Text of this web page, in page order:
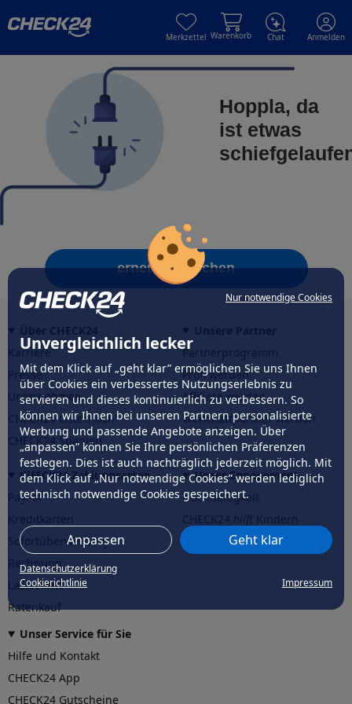
Nur notwendige Cookies
Unvergleichlich lecker
Mit dem Klick auf „geht klar” ermöglichen Sie uns Ihnen
über Cookies ein verbessertes Nutzungserlebnis zu
servieren und dieses kontinuierlich zu verbessern. So
können wir Ihnen bei unseren Partnern personalisierte
Werbung und passende Angebote anzeigen. Über
„anpassen” können Sie Ihre persönlichen Präferenzen
festlegen. Dies ist auch nachträglich jederzeit möglich. Mit
dem Klick auf „Nur notwendige Cookies” werden lediglich
technisch notwendige Cookies gespeichert.
Anpassen Geht klar
Datenschutzerklärung
Cookierichtlinie
Impressum
Merkzettel Warenkorb Chat Anmelden
Hoppla, da
ist etwas
erneut versuchen
Karriere
Presse
Unternehmen
CHECK24 Österreich
CHECK24 Spanien
Partnerprogramm
Profi werden
Affiliate werden
Werkstattpartner werden
CHECK24 Zahlungsarten
PayPal
Sofortüberweisung
Rechnung
Lastschrift
Ratenkauf
Unser Engagement
Nachhaltigkeit
CHECK24hilftder Natur
Unser Service für Sie
Hilfe und Kontakt
CHECK24 App
CHECK24 Gutscheine